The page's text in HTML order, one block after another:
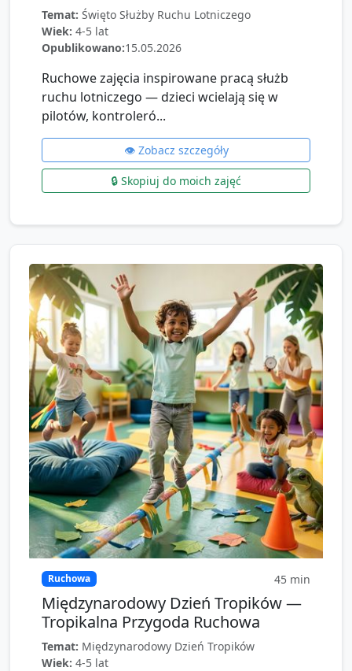
Temat: Święto Służby Ruchu Lotniczego
Wiek: 4-5 lat
Opublikowano:15.05.2026
Ruchowe zajęcia inspirowane pracą służb
ruchu lotniczego — dzieci wcielają się w
pilotów, kontroleró...
👁️ Zobacz szczegóły
🔒 Skopiuj do moich zajęć
Ruchowa 45 min
Międzynarodowy Dzień Tropików —
Tropikalna Przygoda Ruchowa
Temat: Międzynarodowy Dzień Tropików
Wiek: 4-5 lat